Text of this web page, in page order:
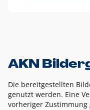
AKN
Die bereitgestellten
genutzt werden. Eine
vorheriger Zustimmung